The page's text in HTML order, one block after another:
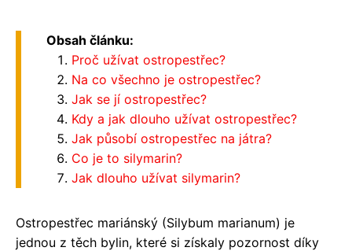
Obsah článku:
Proč užívat ostropestřec?
Na co všechno je ostropestřec?
Jak se jí ostropestřec?
Kdy a jak dlouho užívat ostropestřec?
Jak působí ostropestřec na játra?
Co je to silymarin?
Jak dlouho užívat silymarin?
Ostropestřec mariánský (Silybum marianum) je
jednou z těch bylin, které si získaly pozornost díky